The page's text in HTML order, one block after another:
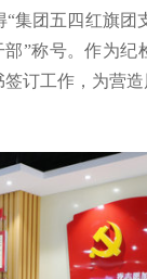
团五四红旗团
”称号。作为
订工作，为营